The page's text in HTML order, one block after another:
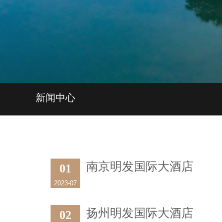
新闻中心
01
2023-07
南京明发国际大酒店
02 扬州明发国际大酒店